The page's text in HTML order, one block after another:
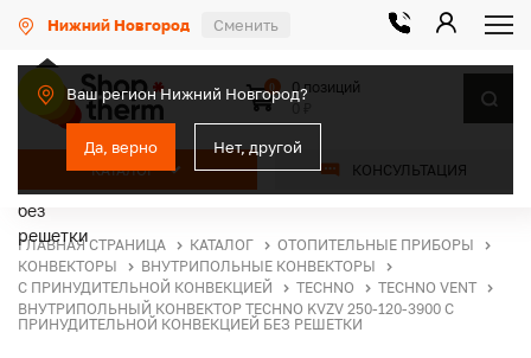
Нижний Новгород Сменить
Ваш регион Нижний Новгород?
Да, верно Нет, другой
КАТАЛОГ КОНСУЛЬТАЦИЯ
0
0 позиций
ГЛАВНАЯ СТРАНИЦА КАТАЛОГ
ОТОПИТЕЛЬНЫЕ ПРИБОРЫ
КОНВЕКТОРЫ
ВНУТРИПОЛЬНЫЕ КОНВЕКТОРЫ
С ПРИНУДИТЕЛЬНОЙ КОНВЕКЦИЕЙ
TECHNO
TECHNO VENT
ВНУТРИПОЛЬНЫЙ КОНВЕКТОР TECHNO KVZV 250-120-3900 С
ПРИНУДИТЕЛЬНОЙ КОНВЕКЦИЕЙ БЕЗ РЕШЕТКИ